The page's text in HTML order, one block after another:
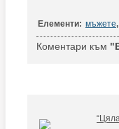
Елементи: мъжете,
Коментари към